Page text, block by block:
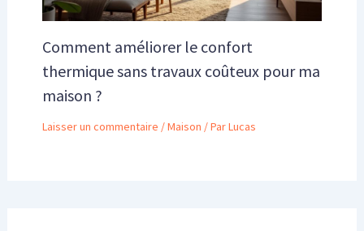
Comment améliorer le confort
thermique sans travaux coûteux pour ma
maison ?
Laisser un commentaire /Maison / ParLucas